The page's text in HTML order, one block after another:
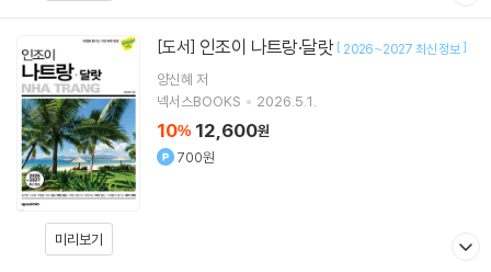
미리보기
[도서] 인조이 나트랑·달랏 [ 2026~2027 최신 정보]
양신혜 저
넥서스BOOKS
2026.5.1.
10% 12,600원
700원